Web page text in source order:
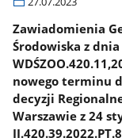
Zawiadomienia
Środowiska z dnia
nowego terminu
decyzji
Warszawie z 24